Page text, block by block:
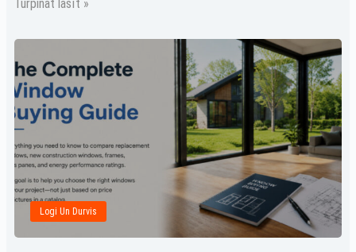
Turpināt lasīt »
Logi Un Durvis